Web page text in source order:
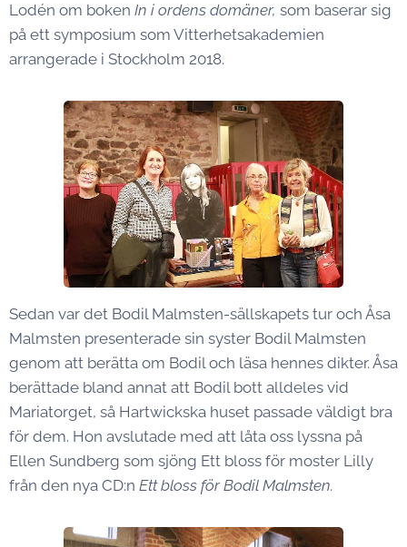
Lodén om boken In i ordens domäner, som baserar sig
på ett symposium som Vitterhetsakademien
arrangerade i Stockholm 2018.
Sedan var det Bodil Malmsten-sällskapets tur och Åsa
Malmsten presenterade sin syster Bodil Malmsten
genom att berätta om Bodil och läsa hennes dikter. Åsa
berättade bland annat att Bodil bott alldeles vid
Mariatorget, så Hartwickska huset passade väldigt bra
för dem. Hon avslutade med att låta oss lyssna på
Ellen Sundberg som sjöng Ett bloss för moster Lilly
från den nya CD:n Ett bloss för Bodil Malmsten.